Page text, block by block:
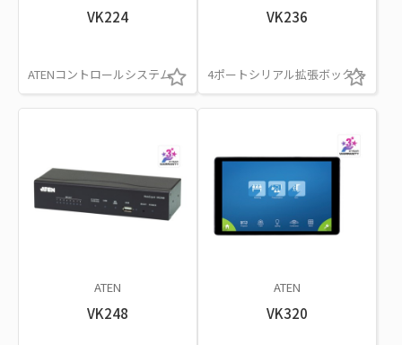
VK224
ATENコントロールシステム
VK236
4ポートシリアル拡張ボックス
ATEN
VK248
ATEN
VK320